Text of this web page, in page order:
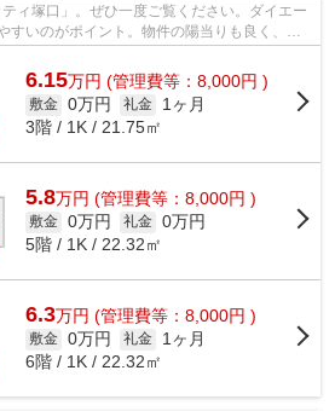
ィ塚口」。ぜひ一度ご覧ください。ダイエー
すいのがポイント。物件の陽当りも良く、昼
6.15万円 (管理費等：8,000円 )
敷金 0万円 礼金
1ヶ月
3階 / 1K / 21.75㎡
5.8万円 (管理費等：8,000円 )
敷金 0万円 礼金 0万円
5階 / 1K / 22.32㎡
6.3万円 (管理費等：8,000円 )
敷金 0万円 礼金
1ヶ月
6階 / 1K / 22.32㎡